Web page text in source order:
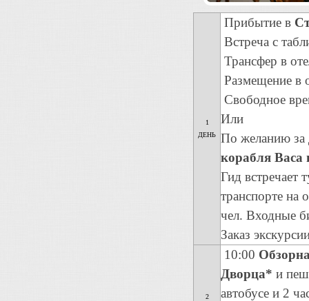
1
ДЕНЬ
Прибытие в
Встреча с
Трансфер в
Размещение в
Свободное
Или
По желанию за
корабля Васа
Гид встречает
транспорте на
чел. Входные
Заказ
2
10:00
Дворца* и
автобусе и 2